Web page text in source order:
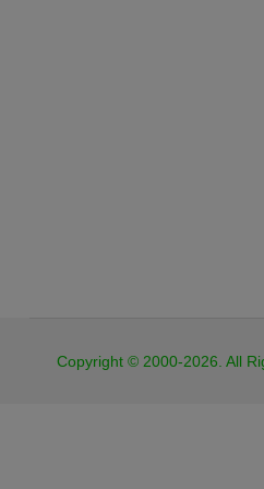
Copyright © 2000-2026. All